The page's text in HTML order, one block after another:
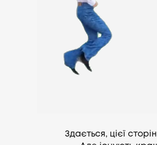
Здається, цієї